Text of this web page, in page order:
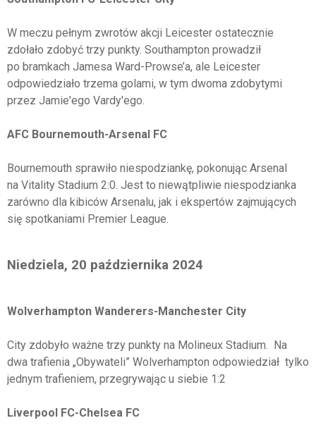
W meczu pełnym zwrotów akcji Leicester ostatecznie
zdołało zdobyć trzy punkty. Southampton prowadził
po bramkach Jamesa Ward-Prowse’a, ale Leicester
odpowiedziało trzema golami, w tym dwoma zdobytymi
przez Jamie'ego Vardy'ego.
AFC Bournemouth-Arsenal FC
Bournemouth sprawiło niespodziankę, pokonując Arsenal
na Vitality Stadium 2:0. Jest to niewątpliwie niespodzianka
zarówno dla kibiców Arsenalu, jak i ekspertów zajmujących
się spotkaniami Premier League.
Niedziela, 20 października 2024
Wolverhampton Wanderers-Manchester City
City zdobyło ważne trzy punkty na Molineux Stadium. Na
dwa trafienia „Obywateli” Wolverhampton odpowiedział tylko
jednym trafieniem, przegrywając u siebie 1:2
Liverpool FC-Chelsea FC